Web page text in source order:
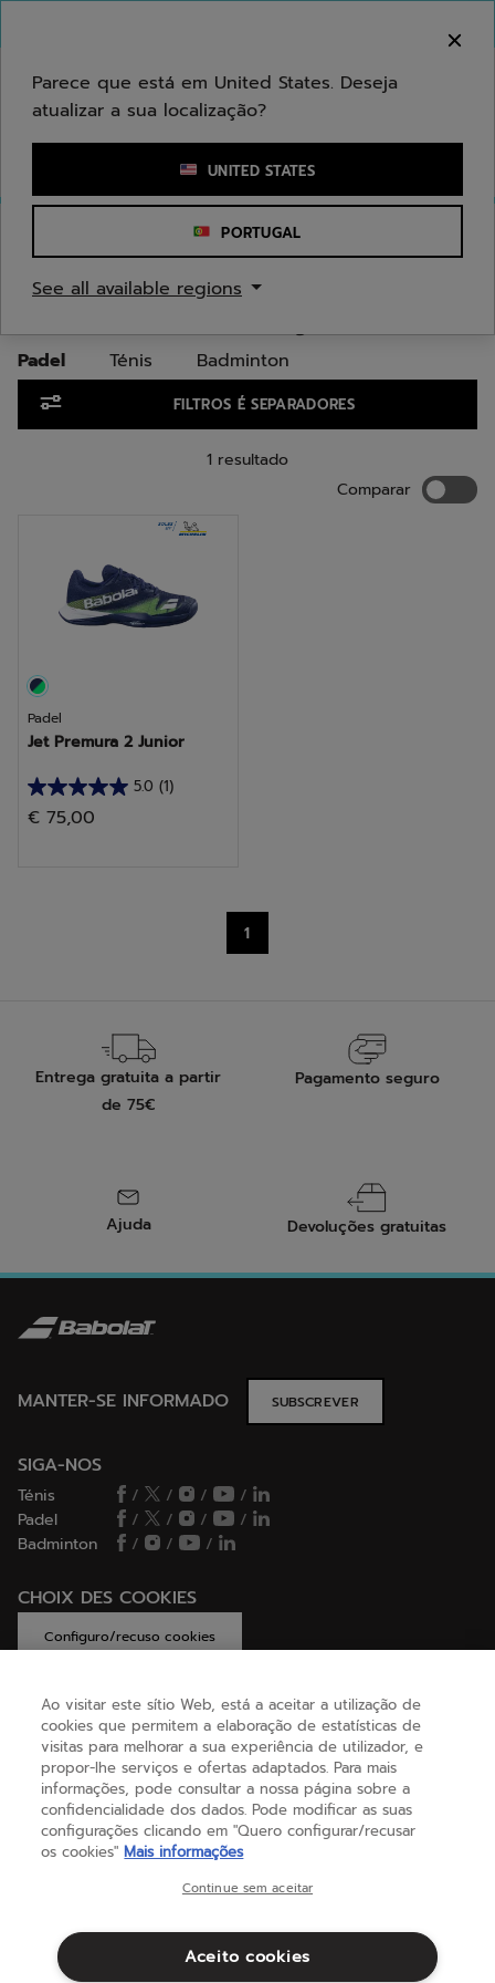
Introduzir uma palavra-chave ou um número de artigo
/ Sapatilhas / Padel
SAPATILHAS DE PADEL PARA
Ténis Badminton
Padel
FILTROS É SEPARADORES
1 resultado
Comparar
Padel
Jet Premura 2 Junior
5.0 (1)
5.0
em
€ 75,00
1
Entrega gratuita a partir
de 75€
Pagamento seguro
Ajuda Devoluções gratuitas
MANTER-SE INFORMADO SUBSCREVER
SIGA-NOS
Ténis / / /
/
Padel
/ / /
/
Badminton
/ / /
CHOIX DES COOKIES
Configuro/recuso cookies
AJUDA
SOBRE NÓS
(português)
Parece que está em United States. Deseja
atualizar a sua localização?
UNITED STATES
PORTUGAL
See all available regions
Ao visitar este sítio Web, está a aceitar a utilização de
cookies que permitem a elaboração de estatísticas de
visitas para melhorar a sua experiência de utilizador, e
propor-lhe serviços e ofertas adaptados. Para mais
informações, pode consultar a nossa página sobre a
confidencialidade dos dados. Pode modificar as suas
configurações clicando em "Quero configurar/recusar
os cookies" Mais informações
Continue sem aceitar
Aceito cookies